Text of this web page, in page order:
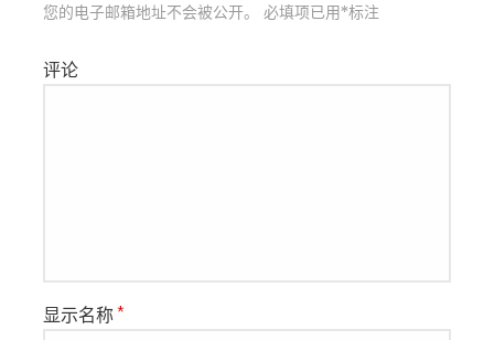
航您的电子邮箱地址不会被公开。 必填项已用*标注
评论
显示名称*